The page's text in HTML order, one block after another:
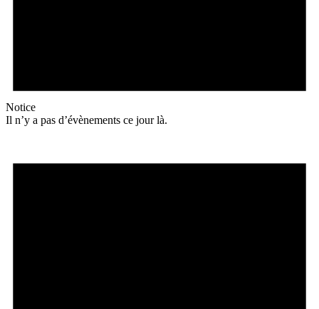
Notice
Il n’y a pas d’évènements ce jour là.